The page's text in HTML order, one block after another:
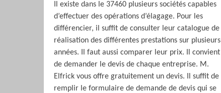
Il existe dans le 37460 plusieurs sociétés capables
d’effectuer des opérations d’élagage. Pour les
différencier, il suffit de consulter leur catalogue de
réalisation des différentes prestations sur plusieurs
années. Il faut aussi comparer leur prix. Il convient
de demander le devis de chaque entreprise. M.
Elfrick vous offre gratuitement un devis. Il suffit de
remplir le formulaire de demande de devis qui se